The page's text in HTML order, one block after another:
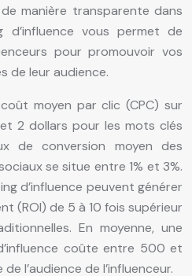
manière transparente dans
d’influence vous permet de
pour promouvoir vos
de leur audience.
moyen par clic (CPC) sur
2 dollars pour les mots clés
de conversion moyen des
se situe entre 1% et 3%.
d’influence peuvent générer
(ROI) de 5 à 10 fois supérieur
En moyenne, une
coûte entre 500 et
l’audience de l’influenceur.